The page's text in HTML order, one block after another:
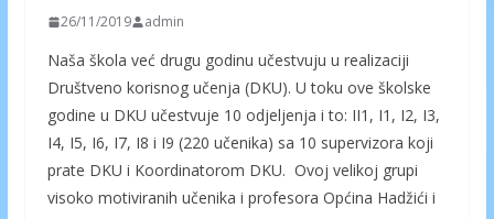
26/11/2019 admin
Naša škola već drugu godinu učestvuju u realizaciji
Društveno korisnog učenja (DKU). U toku ove školske
godine u DKU učestvuje 10 odjeljenja i to: II1, I1, I2, I3,
I4, I5, I6, I7, I8 i I9 (220 učenika) sa 10 supervizora koji
prate DKU i Koordinatorom DKU. Ovoj velikoj grupi
visoko motiviranih učenika i profesora Općina Hadžići i